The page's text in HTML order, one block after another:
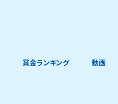
賞金ランキング 動画